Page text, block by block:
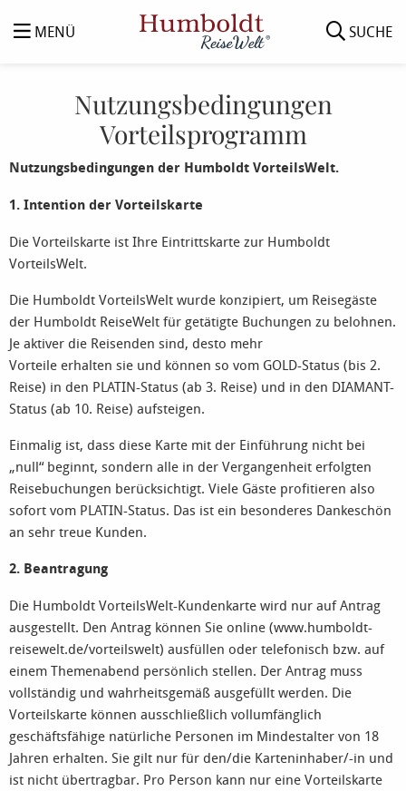
MENÜ SUCHE
Nutzungsbedingungen
Vorteilsprogramm
Nutzungsbedingungen der Humboldt VorteilsWelt.
1. Intention der Vorteilskarte
Die Vorteilskarte ist Ihre Eintrittskarte zur Humboldt
VorteilsWelt.
Die Humboldt VorteilsWelt wurde konzipiert, um Reisegäste
der Humboldt ReiseWelt für getätigte Buchungen zu belohnen.
Je aktiver die Reisenden sind, desto mehr
Vorteile erhalten sie und können so vom GOLD-Status (bis 2.
Reise) in den PLATIN-Status (ab 3. Reise) und in den DIAMANT-
Status (ab 10. Reise) aufsteigen.
Einmalig ist, dass diese Karte mit der Einführung nicht bei
„null“ beginnt, sondern alle in der Vergangenheit erfolgten
Reisebuchungen berücksichtigt. Viele Gäste profitieren also
sofort vom PLATIN-Status. Das ist ein besonderes Dankeschön
an sehr treue Kunden.
2. Beantragung
Die Humboldt VorteilsWelt-Kundenkarte wird nur auf Antrag
ausgestellt. Den Antrag können Sie online (www.humboldt-
reisewelt.de/vorteilswelt) ausfüllen oder telefonisch bzw. auf
einem Themenabend persönlich stellen. Der Antrag muss
vollständig und wahrheitsgemäß ausgefüllt werden. Die
Vorteilskarte können ausschließlich vollumfänglich
geschäftsfähige natürliche Personen im Mindestalter von 18
Jahren erhalten. Sie gilt nur für den/die Karteninhaber/-in und
ist nicht übertragbar. Pro Person kann nur eine Vorteilskarte